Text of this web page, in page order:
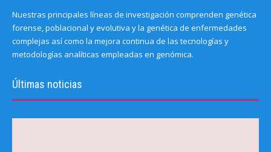
Nuestras principales líneas de investigación comprenden genética
forense, poblacional y evolutiva y la genética de enfermedades
complejas así como la mejora continua de las tecnologías y
metodologías analíticas empleadas en genómica.
Últimas noticias